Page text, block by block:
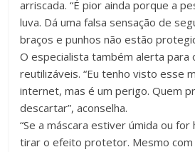
arriscada. “É pior ainda porque a
luva. Dá uma falsa sensação de
braços e punhos não estão
O especialista também alerta para
reutilizáveis. “Eu tenho visto esse
internet, mas é um perigo. Quem
descartar”, aconselha.
“Se a máscara estiver úmida ou for
tirar o efeito protetor. Mesmo com